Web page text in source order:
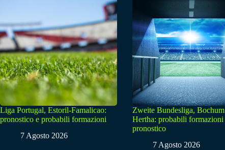
Liga Portugal, Estoril-Famalicao:
pronostico e probabili formazioni
7 Agosto 2026
Zweite Bundesliga, Bochum
Hertha: probabili formazioni
pronostico
7 Agosto 2026